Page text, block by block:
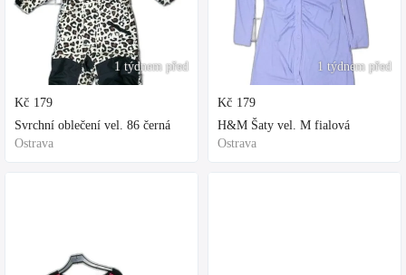
1 týdnem před
Kč 179
Svrchní oblečení vel. 86 černá
Ostrava
1 týdnem před
Kč 179
H&M Šaty vel. M fialová
Ostrava